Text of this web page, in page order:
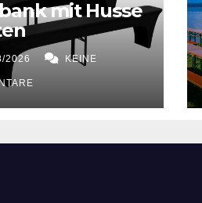
mit Husse
2026 KEINE